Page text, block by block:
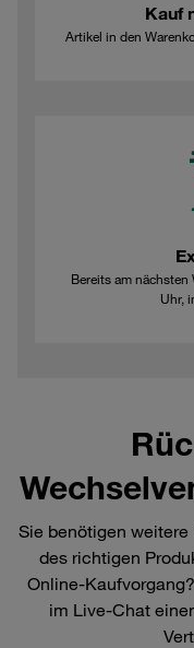
Kauf
Artikel in den
Bereits am
Uhr,
Sie benötigen
des richtigen
Online-
im Live-Chat